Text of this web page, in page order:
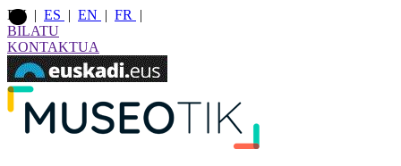
EU | ES | EN | FR
|
BILATU
KONTAKTUA